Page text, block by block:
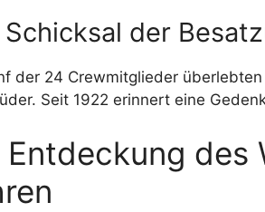
Schicksal der
der 24 Crewmitglieder
Seit 1922 erinnert eine
Entdeckung des